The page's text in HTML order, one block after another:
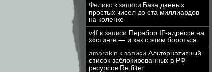
Феликс к записи База данных
простых чисел до ста миллиардов
на коленке
v4f к записи Перебор IP-адресов на
хостинге — и как с этим бороться
amarakin к записи Альтернативный
список заблокированных в РФ
ресурсов Re:filter